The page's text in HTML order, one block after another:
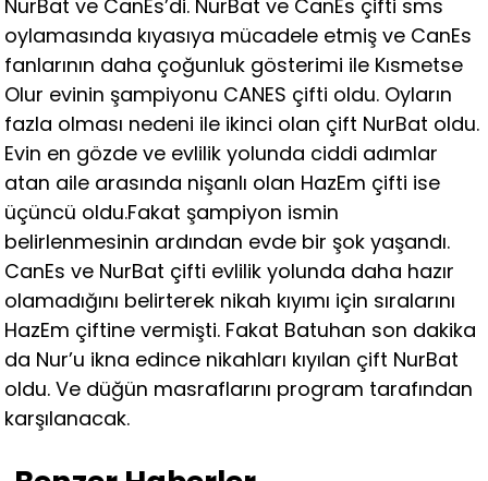
NurBat ve CanEs’di. NurBat ve CanEs çifti sms
oylamasında kıyasıya mücadele etmiş ve CanEs
fanlarının daha çoğunluk gösterimi ile Kısmetse
Olur evinin şampiyonu CANES çifti oldu. Oyların
fazla olması nedeni ile ikinci olan çift NurBat oldu.
Evin en gözde ve evlilik yolunda ciddi adımlar
atan aile arasında nişanlı olan HazEm çifti ise
üçüncü oldu.Fakat şampiyon ismin
belirlenmesinin ardından evde bir şok yaşandı.
CanEs ve NurBat çifti evlilik yolunda daha hazır
olamadığını belirterek nikah kıyımı için sıralarını
HazEm çiftine vermişti. Fakat Batuhan son dakika
da Nur’u ikna edince nikahları kıyılan çift NurBat
oldu. Ve düğün masraflarını program tarafından
karşılanacak.